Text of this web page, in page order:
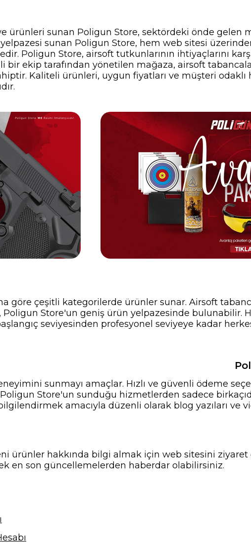
ürünleri sunan Poligun Store, sektördeki önde gelen
sunan Poligun Store, hem web sitesi
Poligun Store, airsoft tutkunlarının ihtiyaçlarını
ekip tarafından yönetilen mağaza, airsoft
Kaliteli ürünleri, uygun fiyatları ve müşteri odaklı
göre çeşitli kategorilerde ürünler sunar. Airsoft
Store'un geniş ürün yelpazesinde bulunabilir.
seviyesinden profesyonel seviyeye kadar
sunmayı amaçlar. Hızlı ve güvenli ödeme
Store'un sunduğu hizmetlerden sadece
amacıyla düzenli olarak blog yazıları ve
ürünler hakkında bilgi almak için web sitesini ziyaret
en son güncellemelerden haberdar olabilirsiniz.